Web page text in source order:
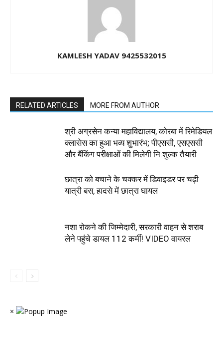
KAMLESH YADAV 9425532015
RELATED ARTICLES MORE FROM AUTHOR
श्री अग्रसेन कन्या महाविद्यालय, कोरबा में रिमेडियल
क्लासेस का हुआ भव्य शुभारंभ; पीएससी, एसएससी
और बैंकिंग परीक्षाओं की मिलेगी नि:शुल्क तैयारी
छात्रा को बचाने के चक्कर में डिवाइडर पर चढ़ी
यात्री बस, हादसे में छात्रा घायल
नशा रोकने की जिम्मेदारी, सरकारी वाहन से शराब
लेने पहुंचे डायल 112 कर्मी! VIDEO वायरल
×